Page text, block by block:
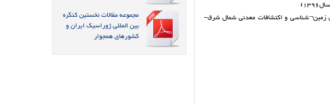
زمین¬شناسی و اکتشافات معدنی شمال شرق-
مجموعه مقالات نخستین کنگره
بین المللی ژوراسیک ایران و
کشورهای همجوار